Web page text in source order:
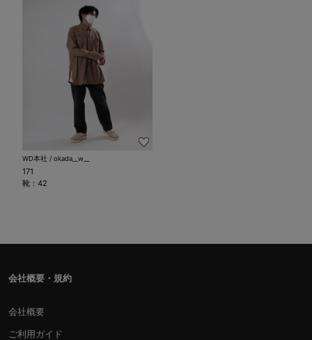
WD本社 / okada__w__
171
靴：42
会社概要・規約
会社概要
ご利用ガイド